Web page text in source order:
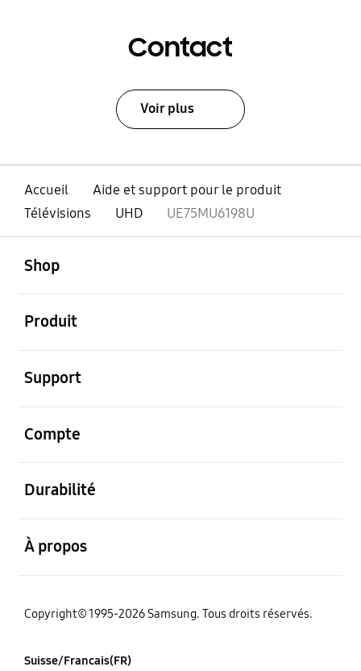
Contact
Voir plus
Accueil
Aide et support pour le produit
Télévisions
UHD UE75MU6198U
Shop
Produit
Support
Compte
Durabilité
À propos
Copyright© 1995-2026 Samsung. Tous droits réservés.
Suisse/Francais(FR)